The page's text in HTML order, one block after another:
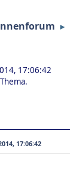
►
17:06:42
17:06:42